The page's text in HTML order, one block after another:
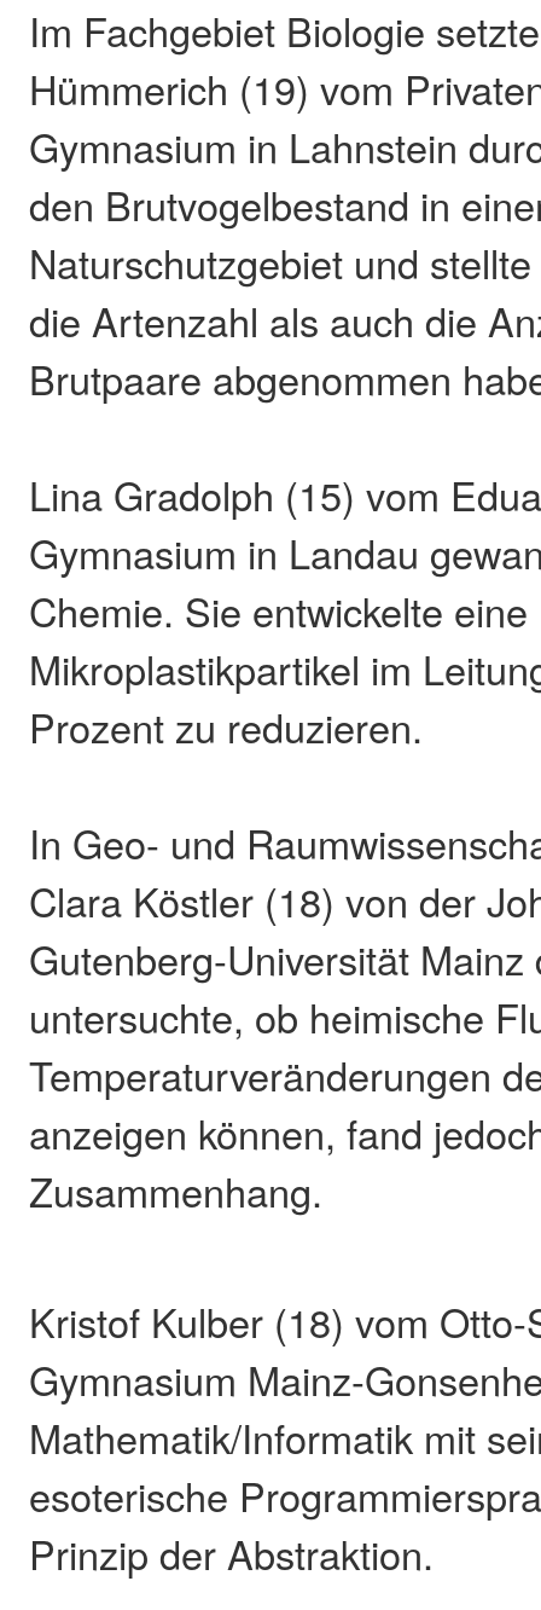
Im Fachgebiet Biologie
Hümmerich (19) vom
Gymnasium in Lahnstein
den Brutvogelbestand in
Naturschutzgebiet und
die Artenzahl als auch die
Brutpaare abgenommen
Lina Gradolph (15) vom
Gymnasium in Landau
Chemie. Sie entwickelte
Mikroplastikpartikel im
Prozent zu reduzieren.
In Geo- und
Clara Köstler (18) von der
Gutenberg-Universität Mainz
untersuchte, ob heimische
Temperaturveränderungen
anzeigen können, fand
Zusammenhang.
Kristof Kulber (18) vom Otto-
Gymnasium Mainz-
Mathematik/Informatik mit
esoterische
Prinzip der Abstraktion.